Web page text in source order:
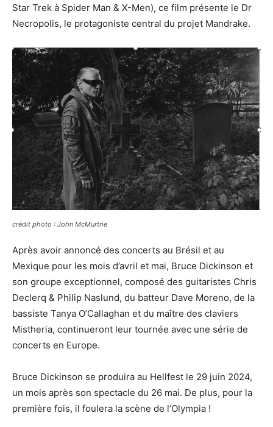
Star Trek à Spider Man & X-Men), ce film présente le Dr
Necropolis, le protagoniste central du projet Mandrake.
crédit photo : John McMurtrie
Après avoir annoncé des concerts au Brésil et au
Mexique pour les mois d’avril et mai, Bruce Dickinson et
son groupe exceptionnel, composé des guitaristes Chris
Declerq & Philip Naslund, du batteur Dave Moreno, de la
bassiste Tanya O’Callaghan et du maître des claviers
Mistheria, continueront leur tournée avec une série de
concerts en Europe.
Bruce Dickinson se produira au Hellfest le 29 juin 2024,
un mois après son spectacle du 26 mai. De plus, pour la
première fois, il foulera la scène de l’Olympia !